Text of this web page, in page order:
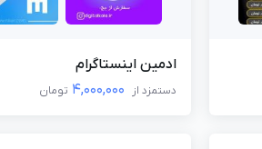
ادمین اینستاگرام
دستمزد از 4,000,000 تومان